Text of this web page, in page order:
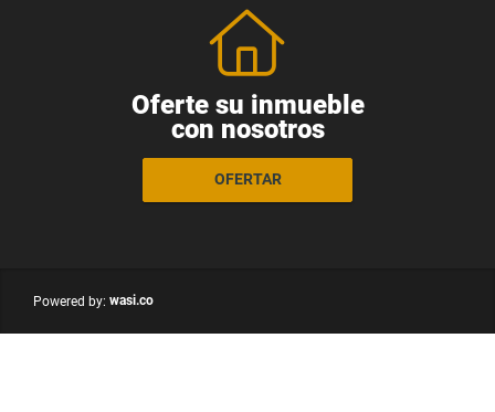
Oferte su inmueble
con nosotros
OFERTAR
Powered by: wasi.co